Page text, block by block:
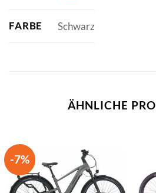
FARBE Schwarz
ÄHNLICHE
-7%